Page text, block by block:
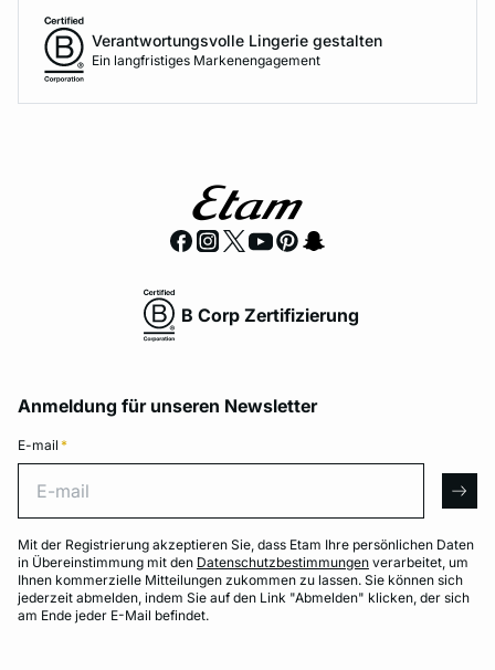
Verantwortungsvolle Lingerie gestalten
Ein langfristiges Markenengagement
B Corp Zertifizierung
Anmeldung für unseren Newsletter
E-mail *
Mit der Registrierung akzeptieren Sie, dass Etam Ihre persönlichen Daten
in Übereinstimmung mit den Datenschutzbestimmungen verarbeitet, um
Ihnen kommerzielle Mitteilungen zukommen zu lassen. Sie können sich
jederzeit abmelden, indem Sie auf den Link "Abmelden" klicken, der sich
am Ende jeder E-Mail befindet.